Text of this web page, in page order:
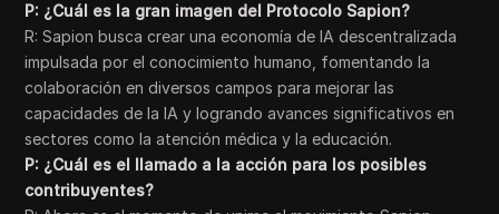
P: ¿Cuál es la gran imagen del Protocolo Sapion?
R: Sapion busca crear una economía de IA descentralizada
impulsada por el conocimiento humano, fomentando la
colaboración en diversos campos para mejorar las
capacidades de la IA y logrando avances significativos en
sectores como la atención médica y la educación.
P: ¿Cuál es el llamado a la acción para los posibles
contribuyentes?